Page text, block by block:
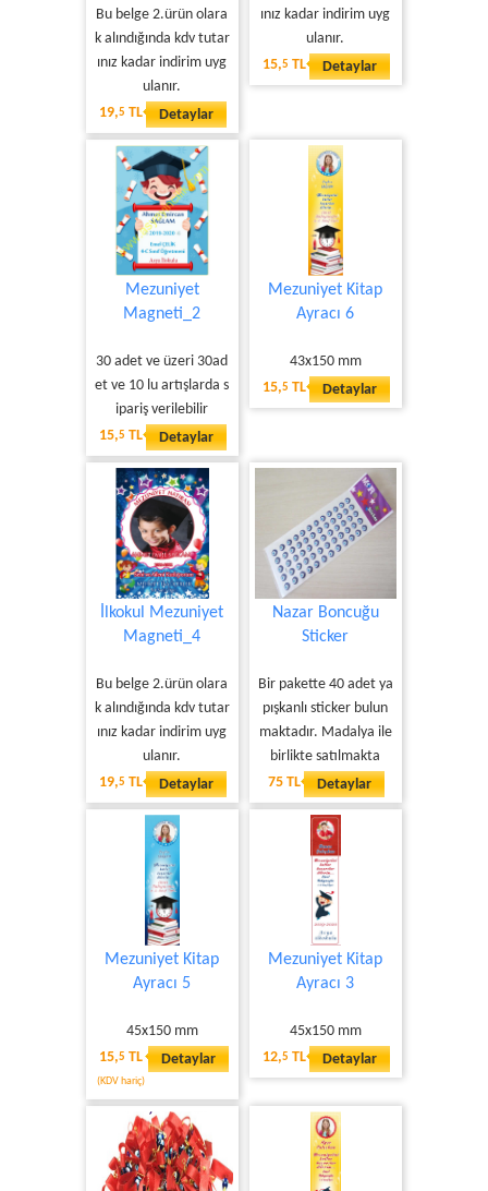
Bu belge 2.ürün olara
k alındığında kdv tutar
ınız kadar indirim uyg
ulanır.
19,5 TL Detaylar
ınız kadar indirim uyg
ulanır.
15,5 TL Detaylar
Mezuniyet
Magneti_2
30 adet ve üzeri 30ad
et ve 10 lu artışlarda s
ipariş verilebilir
15,5 TL Detaylar
Mezuniyet Kitap
Ayracı 6
43x150 mm
15,5 TL Detaylar
İlkokul Mezuniyet
Magneti_4
Bu belge 2.ürün olara
k alındığında kdv tutar
ınız kadar indirim uyg
ulanır.
19,5 TL Detaylar
Nazar Boncuğu
Sticker
Bir pakette 40 adet ya
pışkanlı sticker bulun
maktadır. Madalya ile
birlikte satılmakta
75 TL
Detaylar
Mezuniyet Kitap
Ayracı 5
45x150 mm
15,5 TL
(KDV hariç)
Detaylar
Mezuniyet Kitap
Ayracı 3
45x150 mm
12,5 TL Detaylar